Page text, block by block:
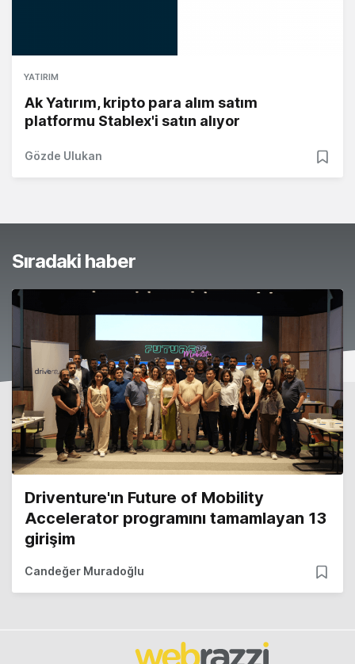
YATIRIM
Ak Yatırım, kripto para alım satım
platformu Stablex'i satın alıyor
Gözde Ulukan
Sıradaki haber
Driventure'ın Future of Mobility
Accelerator programını tamamlayan 13
girişim
Candeğer Muradoğlu